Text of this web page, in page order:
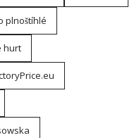
plnoštíhlé
hurt